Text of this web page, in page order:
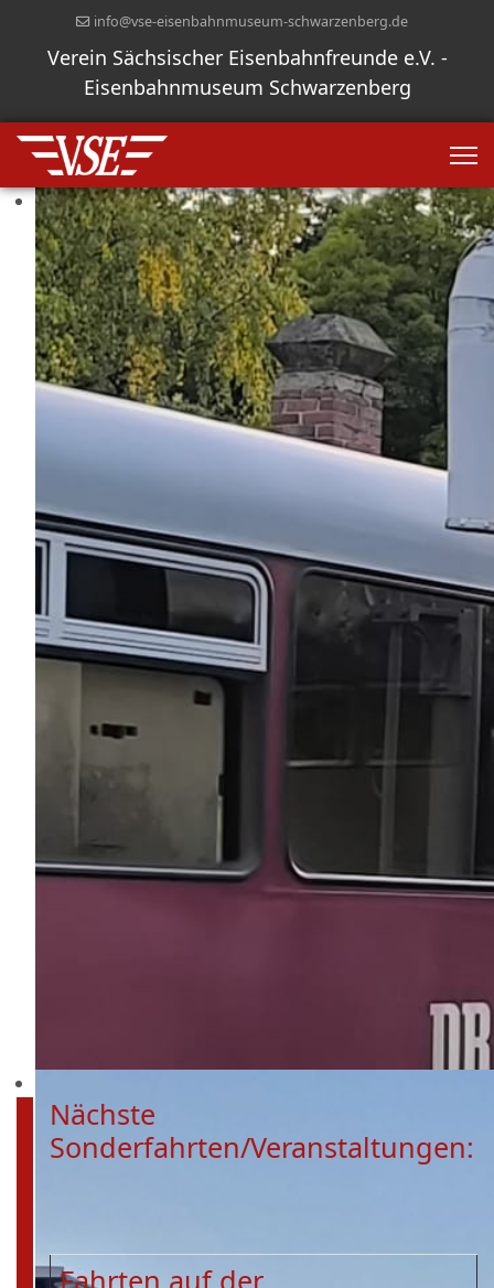
info@vse-eisenbahnmuseum-schwarzenberg.de
Verein Sächsischer Eisenbahnfreunde e.V. -
Eisenbahnmuseum Schwarzenberg
Nächste
Sonderfahrten/Veranstaltungen:
Fahrten auf der